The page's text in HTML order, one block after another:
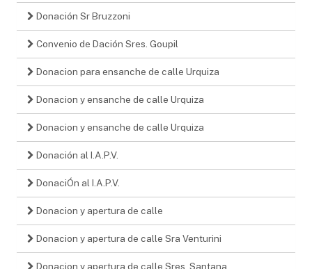
Donación Sr Bruzzoni
Convenio de Dación Sres. Goupil
Donacion para ensanche de calle Urquiza
Donacion y ensanche de calle Urquiza
Donacion y ensanche de calle Urquiza
Donación al I.A.P.V.
DonaciÓn al I.A.P.V.
Donacion y apertura de calle
Donacion y apertura de calle Sra Venturini
Donacion y apertura de calle Sres. Santana